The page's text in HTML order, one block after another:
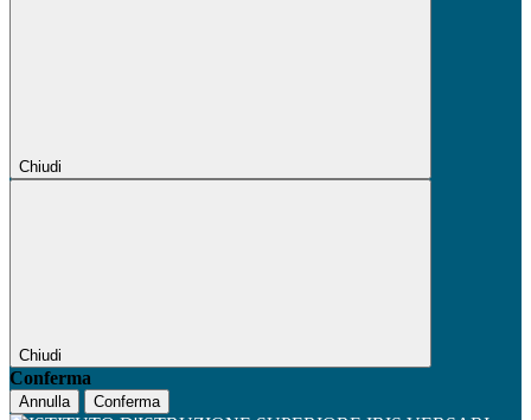
Chiudi
Chiudi
Conferma
Annulla Conferma